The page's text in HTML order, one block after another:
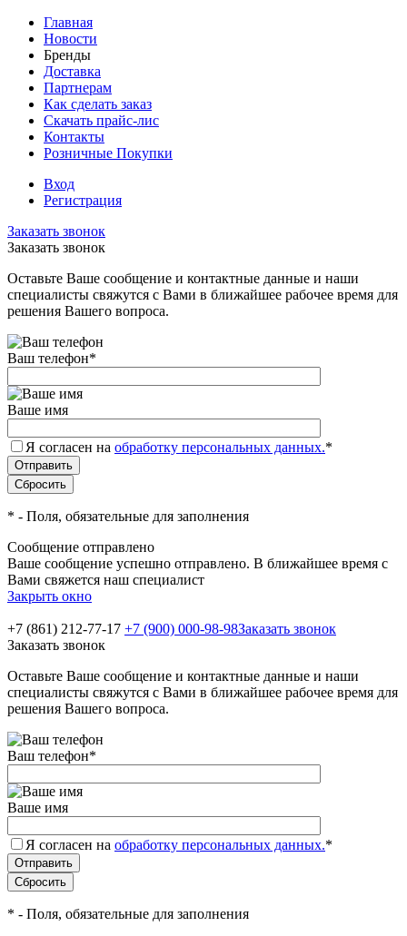
Главная
Новости
Бренды
Доставка
Партнерам
Как сделать заказ
Скачать прайс-лис
Контакты
Розничные Покупки
Вход
Регистрация
Заказать звонок
Заказать звонок
Оставьте Ваше сообщение и контактные данные и наши
специалисты свяжутся с Вами в ближайшее рабочее время для
решения Вашего вопроса.
Ваш телефон*
Ваше имя
Я согласен на обработку персональных данных.*
* - Поля, обязательные для заполнения
Сообщение отправлено
Ваше сообщение успешно отправлено. В ближайшее время с
Вами свяжется наш специалист
Закрыть окно
+7 (861) 212-77-17 +7 (900) 000-98-98Заказать звонок
Заказать звонок
Оставьте Ваше сообщение и контактные данные и наши
специалисты свяжутся с Вами в ближайшее рабочее время для
решения Вашего вопроса.
Ваш телефон*
Ваше имя
Я согласен на обработку персональных данных.*
* - Поля, обязательные для заполнения